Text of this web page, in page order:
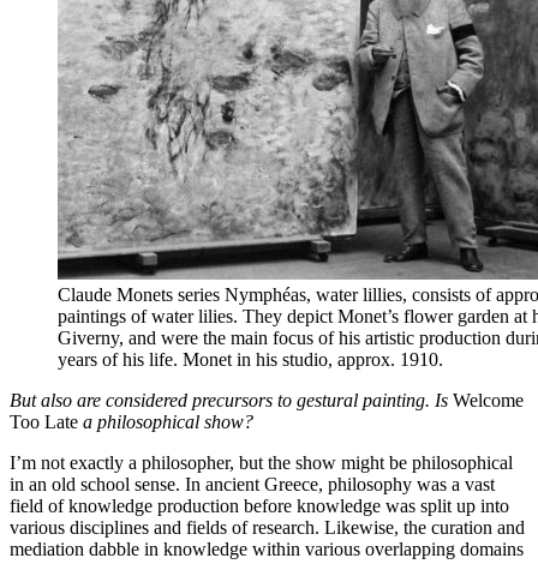
Claude Monets series Nymphéas, water lillies, consists of
paintings of water lilies. They depict Monet’s flower garden at
Giverny, and were the main focus of his artistic production
years of his life. Monet in his studio, approx. 1910.
But also are considered precursors to gestural painting. Is Welcome
Too Late a philosophical show?
I’m not exactly a philosopher, but the show might be philosophical
in an old school sense. In ancient Greece, philosophy was a vast
field of knowledge production before knowledge was split up into
various disciplines and fields of research. Likewise, the curation and
mediation dabble in knowledge within various overlapping domains